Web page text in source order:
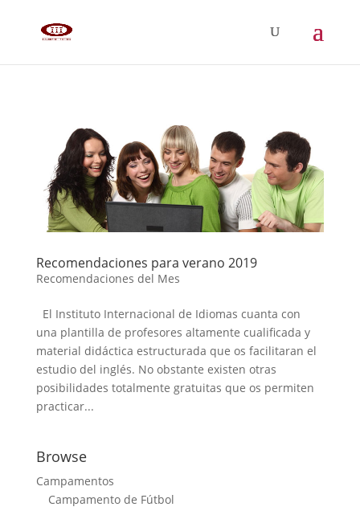
Recomendaciones para verano 2019
Recomendaciones del Mes
El Instituto Internacional de Idiomas cuanta con
una plantilla de profesores altamente cualificada y
material didáctica estructurada que os facilitaran el
estudio del inglés. No obstante existen otras
posibilidades totalmente gratuitas que os permiten
practicar...
Browse
Campamentos
Campamento de Fútbol